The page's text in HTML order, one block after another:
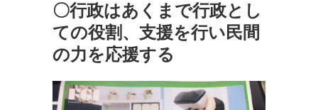
〇行政はあくまで行政とし
ての役割、支援を行い民間
の力を応援する